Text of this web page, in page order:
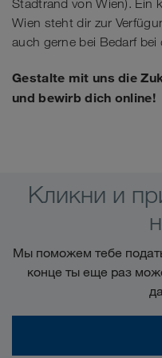
Stadtrand von Wien). Ein
Wien steht dir zur
auch gerne bei Bedarf
Gestalte mit uns die
und bewirb dich online!
Кликни и
Мы поможем тебе
конце ты еще раз